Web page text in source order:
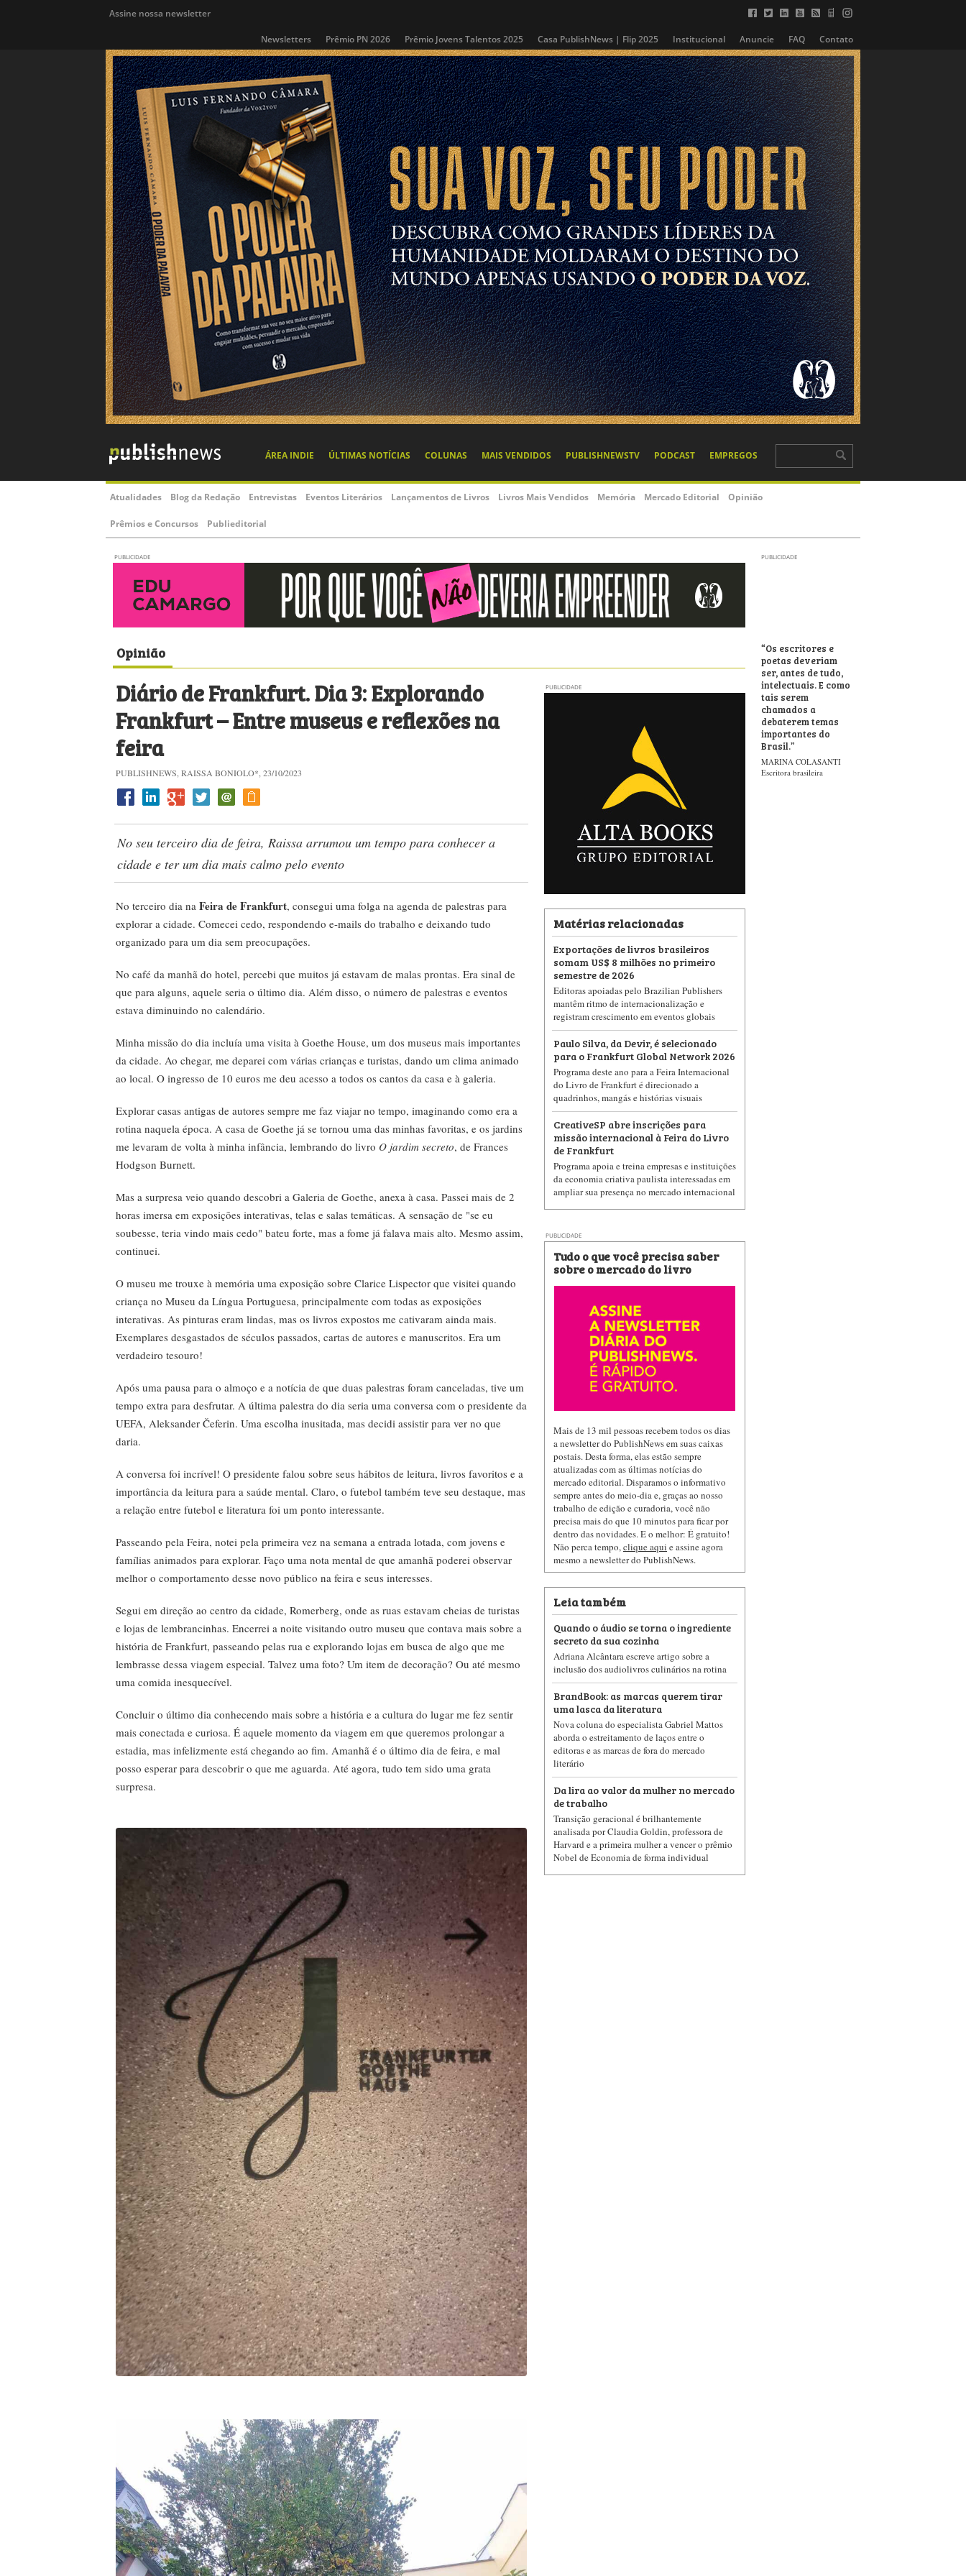
Assine nossa newsletter
Newsletters Prêmio PN 2026 Prêmio Jovens Talentos 2025 Casa PublishNews | Flip 2025 Institucional Anuncie FAQ Contato
ÁREA INDIE ÚLTIMAS NOTÍCIAS COLUNAS MAIS VENDIDOS PUBLISHNEWSTV PODCAST EMPREGOS
Atualidades Blog da Redação Entrevistas Eventos Literários Lançamentos de Livros Livros Mais Vendidos Memória Mercado Editorial Opinião
Prêmios e Concursos Publieditorial
PUBLICIDADE PUBLICIDADE
Opinião
Diário de Frankfurt. Dia 3: Explorando
Frankfurt – Entre museus e reflexões na
feira
PUBLISHNEWS, RAISSA BONIOLO*, 23/10/2023
No seu terceiro dia de feira, Raissa arrumou um tempo para conhecer a
cidade e ter um dia mais calmo pelo evento
No terceiro dia na Feira de Frankfurt, consegui uma folga na agenda de palestras para
explorar a cidade. Comecei cedo, respondendo e-mails do trabalho e deixando tudo
organizado para um dia sem preocupações.
No café da manhã do hotel, percebi que muitos já estavam de malas prontas. Era sinal de
que para alguns, aquele seria o último dia. Além disso, o número de palestras e eventos
estava diminuindo no calendário.
Minha missão do dia incluía uma visita à Goethe House, um dos museus mais importantes
da cidade. Ao chegar, me deparei com várias crianças e turistas, dando um clima animado
ao local. O ingresso de 10 euros me deu acesso a todos os cantos da casa e à galeria.
Explorar casas antigas de autores sempre me faz viajar no tempo, imaginando como era a
rotina naquela época. A casa de Goethe já se tornou uma das minhas favoritas, e os jardins
me levaram de volta à minha infância, lembrando do livro O jardim secreto, de Frances
Hodgson Burnett.
Mas a surpresa veio quando descobri a Galeria de Goethe, anexa à casa. Passei mais de 2
horas imersa em exposições interativas, telas e salas temáticas. A sensação de "se eu
soubesse, teria vindo mais cedo" bateu forte, mas a fome já falava mais alto. Mesmo assim,
continuei.
O museu me trouxe à memória uma exposição sobre Clarice Lispector que visitei quando
criança no Museu da Língua Portuguesa, principalmente com todas as exposições
interativas. As pinturas eram lindas, mas os livros expostos me cativaram ainda mais.
Exemplares desgastados de séculos passados, cartas de autores e manuscritos. Era um
verdadeiro tesouro!
Após uma pausa para o almoço e a notícia de que duas palestras foram canceladas, tive um
tempo extra para desfrutar. A última palestra do dia seria uma conversa com o presidente da
UEFA, Aleksander Čeferin. Uma escolha inusitada, mas decidi assistir para ver no que
daria.
A conversa foi incrível! O presidente falou sobre seus hábitos de leitura, livros favoritos e a
importância da leitura para a saúde mental. Claro, o futebol também teve seu destaque, mas
a relação entre futebol e literatura foi um ponto interessante.
Passeando pela Feira, notei pela primeira vez na semana a entrada lotada, com jovens e
famílias animados para explorar. Faço uma nota mental de que amanhã poderei observar
melhor o comportamento desse novo público na feira e seus interesses.
Segui em direção ao centro da cidade, Romerberg, onde as ruas estavam cheias de turistas
e lojas de lembrancinhas. Encerrei a noite visitando outro museu que contava mais sobre a
história de Frankfurt, passeando pelas rua e explorando lojas em busca de algo que me
lembrasse dessa viagem especial. Talvez uma foto? Um item de decoração? Ou até mesmo
uma comida inesquecível.
Concluir o último dia conhecendo mais sobre a história e a cultura do lugar me fez sentir
mais conectada e curiosa. É aquele momento da viagem em que queremos prolongar a
estadia, mas infelizmente está chegando ao fim. Amanhã é o último dia de feira, e mal
posso esperar para descobrir o que me aguarda. Até agora, tudo tem sido uma grata
surpresa.
PUBLICIDADE
Matérias relacionadas
Exportações de livros brasileiros
somam US$ 8 milhões no primeiro
semestre de 2026
Editoras apoiadas pelo Brazilian Publishers
mantêm ritmo de internacionalização e
registram crescimento em eventos globais
Paulo Silva, da Devir, é selecionado
para o Frankfurt Global Network 2026
Programa deste ano para a Feira Internacional
do Livro de Frankfurt é direcionado a
quadrinhos, mangás e histórias visuais
CreativeSP abre inscrições para
missão internacional à Feira do Livro
de Frankfurt
Programa apoia e treina empresas e instituições
da economia criativa paulista interessadas em
ampliar sua presença no mercado internacional
PUBLICIDADE
Tudo o que você precisa saber
sobre o mercado do livro
Mais de 13 mil pessoas recebem todos os dias
a newsletter do PublishNews em suas caixas
postais. Desta forma, elas estão sempre
atualizadas com as últimas notícias do
mercado editorial. Disparamos o informativo
sempre antes do meio-dia e, graças ao nosso
trabalho de edição e curadoria, você não
precisa mais do que 10 minutos para ficar por
dentro das novidades. E o melhor: É gratuito!
Não perca tempo,clique aqui e assine agora
mesmo a newsletter do PublishNews.
Leia também
Quando o áudio se torna o ingrediente
secreto da sua cozinha
Adriana Alcântara escreve artigo sobre a
inclusão dos audiolivros culinários na rotina
BrandBook: as marcas querem tirar
uma lasca da literatura
Nova coluna do especialista Gabriel Mattos
aborda o estreitamento de laços entre o
editoras e as marcas de fora do mercado
literário
Da lira ao valor da mulher no mercado
de trabalho
Transição geracional é brilhantemente
analisada por Claudia Goldin, professora de
Harvard e a primeira mulher a vencer o prêmio
Nobel de Economia de forma individual
“Os escritores e
poetas deveriam
ser, antes de tudo,
intelectuais. E como
tais serem
chamados a
debaterem temas
importantes do
Brasil.”
MARINA COLASANTI
Escritora brasileira